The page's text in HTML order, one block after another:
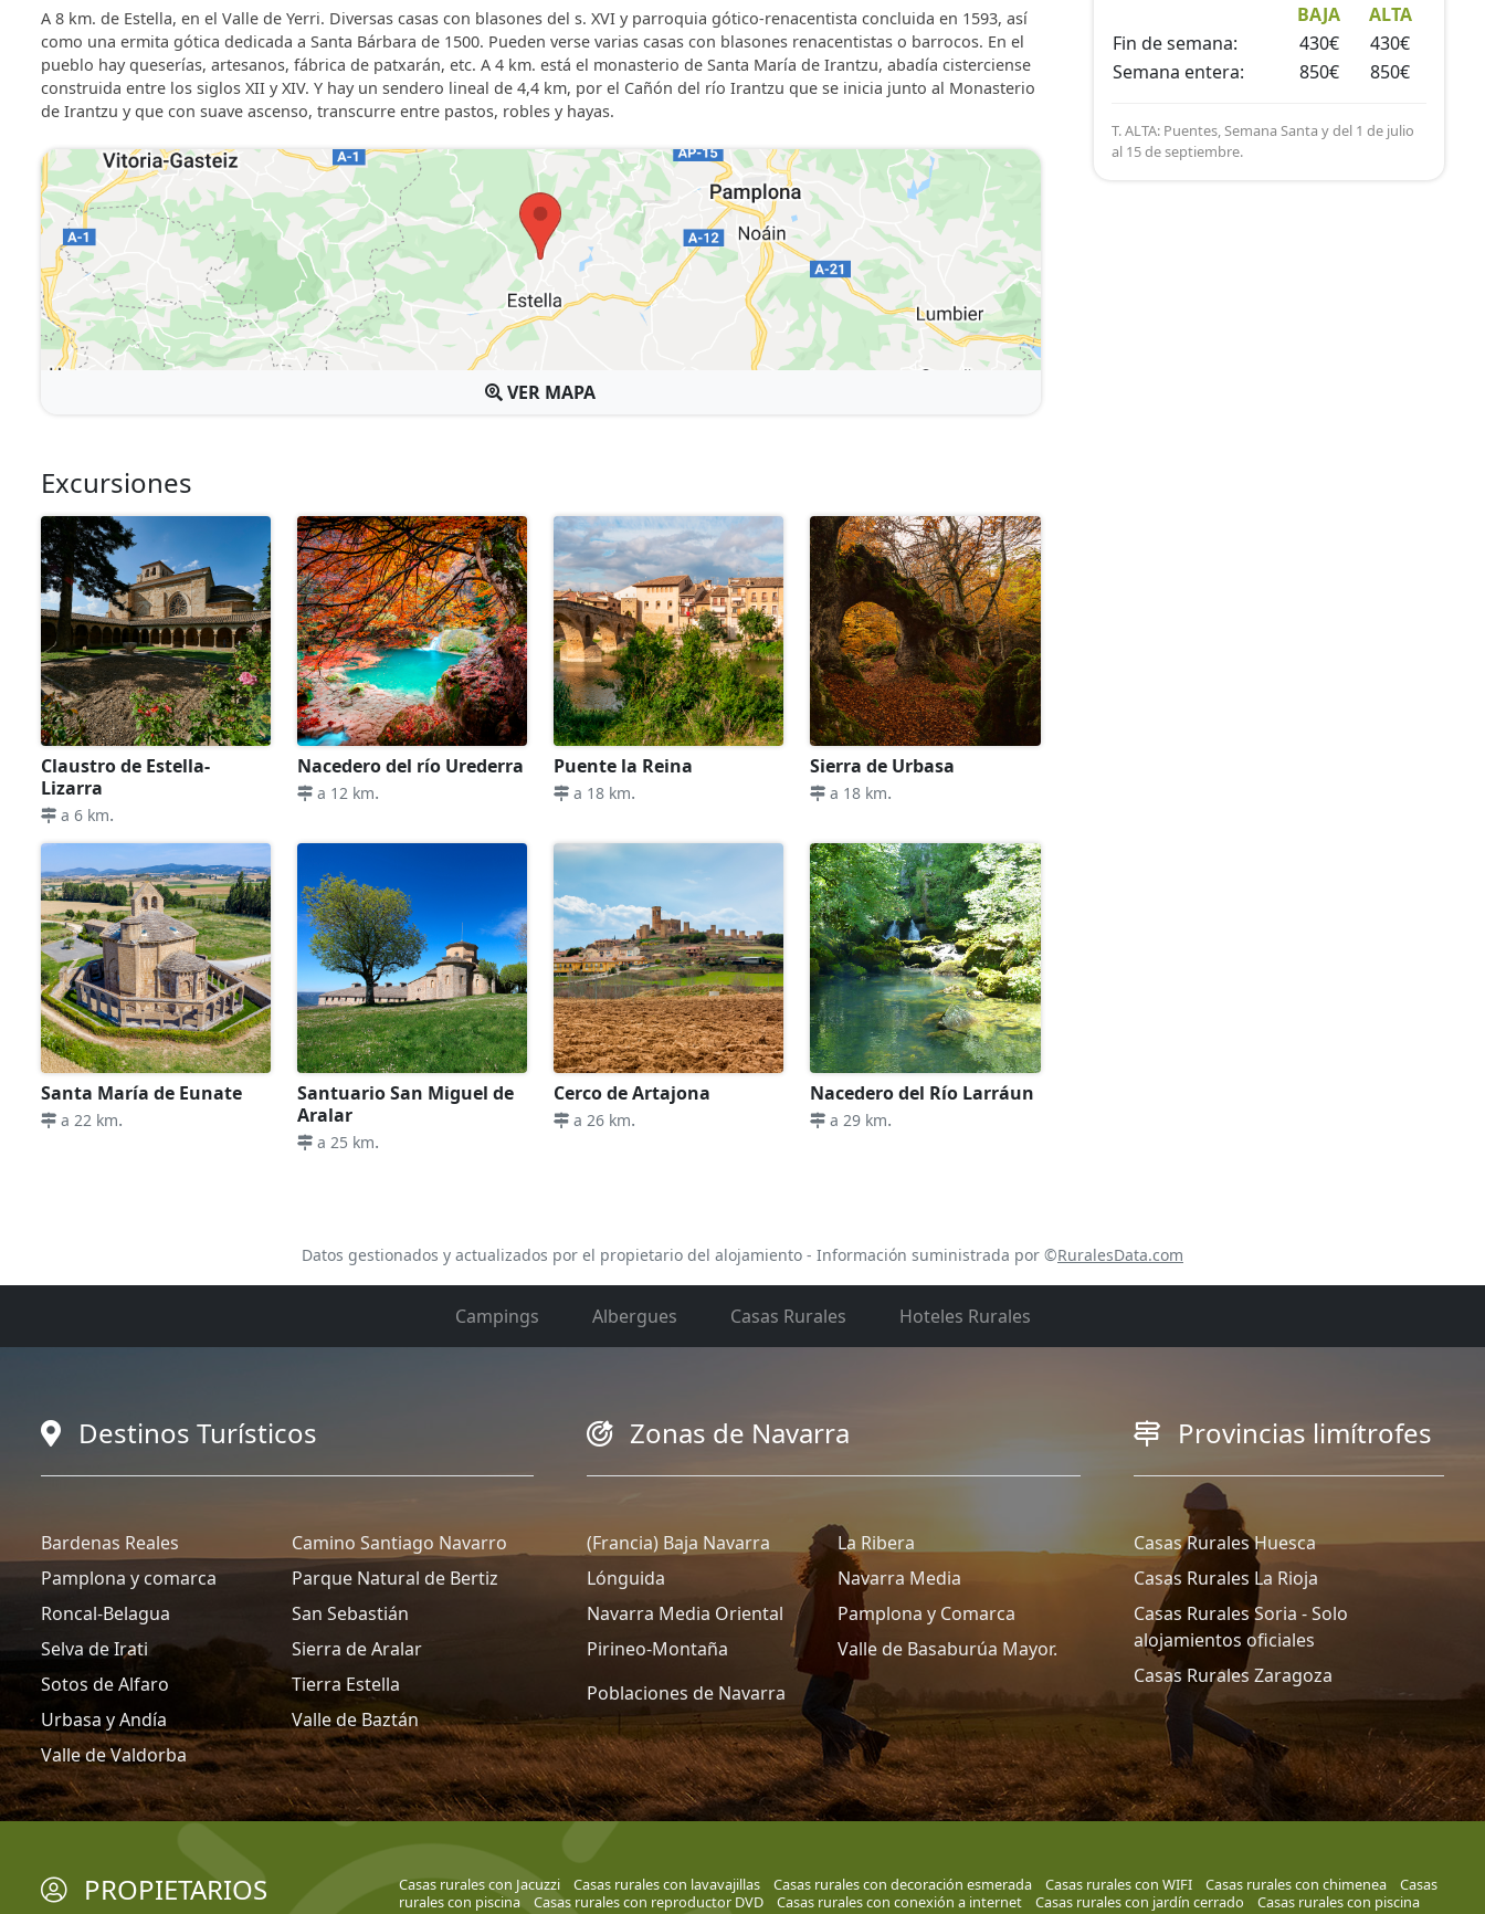
A 8 km. de Estella, en el Valle de Yerri. Diversas casas con blasones del s. XVI y parroquia gótico-renacentista concluida en 1593, así
como una ermita gótica dedicada a Santa Bárbara de 1500. Pueden verse varias casas con blasones renacentistas o barrocos. En el
pueblo hay queserías, artesanos, fábrica de patxarán, etc. A 4 km. está el monasterio de Santa María de Irantzu, abadía cisterciense
construida entre los siglos XII y XIV. Y hay un sendero lineal de 4,4 km, por el Cañón del río Irantzu que se inicia junto al Monasterio
de Irantzu y que con suave ascenso, transcurre entre pastos, robles y hayas.
VER MAPA
Excursiones
Claustro de Estella-
Lizarra
a 6 km.
Nacedero del río Urederra
a 12 km.
Puente la Reina
a 18 km.
Sierra de Urbasa
a 18 km.
Santa María de Eunate
a 22 km.
Santuario San Miguel de
Aralar
a 25 km.
Cerco de Artajona
a 26 km.
Nacedero del Río Larráun
a 29 km.
BAJA
ALTA
Fin de semana:
430€
430€
Semana entera:
850€ 850€
T. ALTA: Puentes, Semana Santa y del 1 de julio
al 15 de septiembre.
Datos gestionados y actualizados por el propietario del alojamiento - Información suministrada por ©RuralesData.com
Campings Albergues Casas Rurales Hoteles Rurales
Destinos Turísticos
Bardenas Reales
Camino Santiago Navarro
Pamplona y comarca
Parque Natural de Bertiz
Roncal-Belagua
San Sebastián
Selva de Irati
Sierra de Aralar
Sotos de Alfaro
Tierra Estella
Urbasa y Andía
Valle de Baztán
Valle de Valdorba
Zonas de Navarra
(Francia) Baja Navarra
La Ribera
Lónguida
Navarra Media
Navarra Media Oriental
Pamplona y Comarca
Pirineo-Montaña
Valle de Basaburúa Mayor.
Poblaciones de Navarra
Provincias limítrofes
Casas Rurales Huesca
Casas Rurales La Rioja
Casas Rurales Soria - Solo
alojamientos oficiales
Casas Rurales Zaragoza
PROPIETARIOS Casas rurales con Jacuzzi Casas rurales con lavavajillas Casas rurales con decoración esmerada Casas rurales con WIFI Casas rurales con chimenea
Casas
rurales con piscina
Casas rurales con reproductor DVD Casas rurales con conexión a internet Casas rurales con jardín cerrado
Casas rurales con piscina